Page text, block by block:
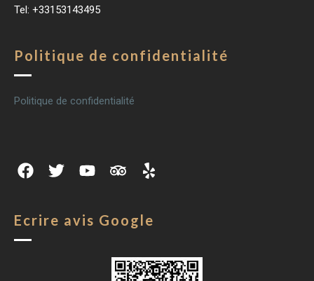
Tel: +33153143495
Politique de confidentialité
Politique de confidentialité
Ecrire avis Google